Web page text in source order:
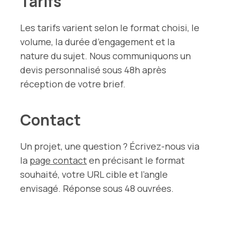
Les tarifs varient selon le format choisi, le
volume, la durée d’engagement et la
nature du sujet. Nous communiquons un
devis personnalisé sous 48h après
réception de votre brief.
Contact
Un projet, une question ? Écrivez-nous via
la page contacten précisant le format
souhaité, votre URL cible et l’angle
envisagé. Réponse sous 48 ouvrées.